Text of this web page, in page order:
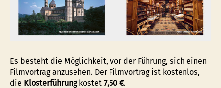
Es besteht die Möglichkeit, vor der Führung, sich einen
Filmvortrag anzusehen. Der Filmvortrag ist kostenlos,
die Klosterführungkostet 7,50 €.